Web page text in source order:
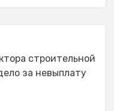
строительной
за невыплату